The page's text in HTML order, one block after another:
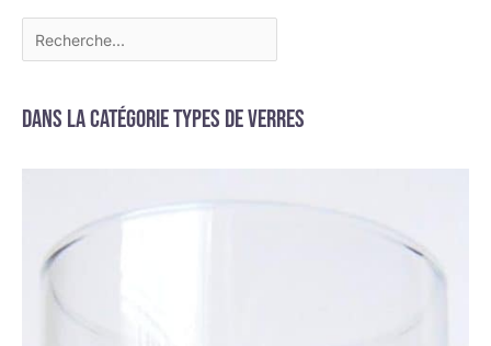
Dans la catégorie Types de verres